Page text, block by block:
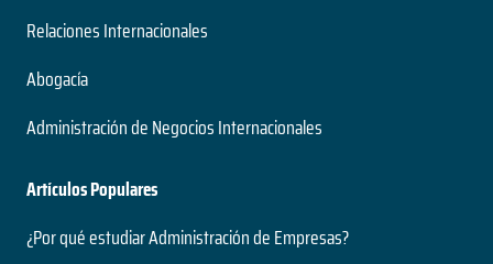
Relaciones Internacionales
Abogacía
Administración de Negocios Internacionales
Artículos Populares
¿Por qué estudiar Administración de Empresas?